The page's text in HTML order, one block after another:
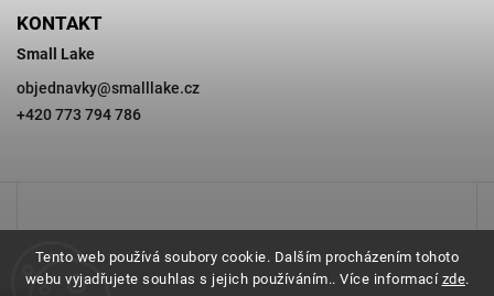
Tento web používá soubory cookie. Dalším procházením tohoto
webu vyjadřujete souhlas s jejich používáním.. Více informací zde.
KONTAKT
Small Lake
objednavky@smalllake.cz
+420 773 794 786